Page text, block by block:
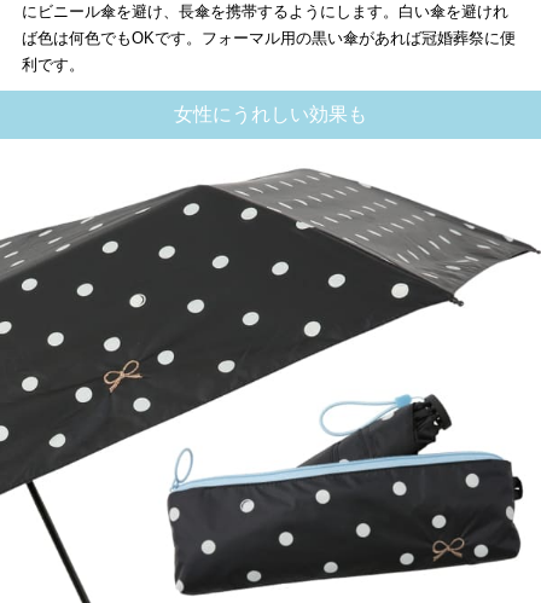
にビニール傘を避け、長傘を携帯するようにします。白い傘を避けれ
ば色は何色でもOKです。フォーマル用の黒い傘があれば冠婚葬祭に便
利です。
女性にうれしい効果も